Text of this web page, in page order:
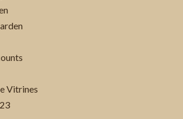
Vitrines